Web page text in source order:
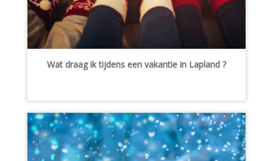
Wat draag ik tijdens een vakantie in Lapland ?